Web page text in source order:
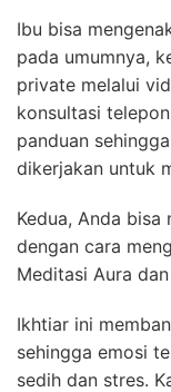
Ibu bisa
pada umumnya,
private melalui
konsultasi
panduan
dikerjakan untuk
Kedua, Anda bisa
dengan cara
Meditasi Aura
Ikhtiar ini
sehingga emosi
sedih dan stres.